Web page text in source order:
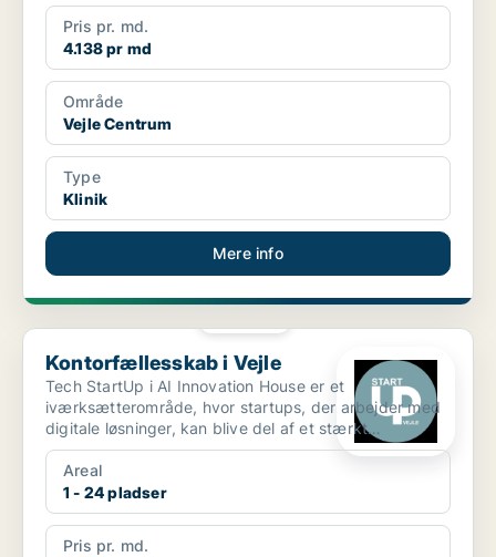
Pris pr. md.
4.138 pr md
Område
Vejle Centrum
Type
Klinik
Mere info
Kontorfællesskab i Vejle
Kontorfællesskab i Vejle
Tech StartUp i AI Innovation House er et
iværksætterområde, hvor startups, der arbejder med
digitale løsninger, kan blive del af et stærkt
økosystem. I Te...
Areal
1 - 24 pladser
Pris pr. md.